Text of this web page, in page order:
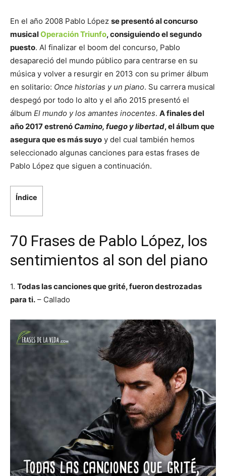
En el año 2008 Pablo López se presentó al concurso
musicalOperación Triunfo, consiguiendo el segundo
puesto. Al finalizar el boom del concurso, Pablo
desapareció del mundo público para centrarse en su
música y volver a resurgir en 2013 con su primer álbum
en solitario: Once historias y un piano. Su carrera musical
despegó por todo lo alto y el año 2015 presentó el
álbum El mundo y los amantes inocentes. A finales del
año 2017 estrenó Camino, fuego y libertad, el álbum que
asegura que es más suyo y del cual también hemos
seleccionado algunas canciones para estas frases de
Pablo López que siguen a continuación.
Índice
70 Frases de Pablo López, los
sentimientos al son del piano
1. Todas las canciones que grité, fueron destrozadas
para ti. – Callado